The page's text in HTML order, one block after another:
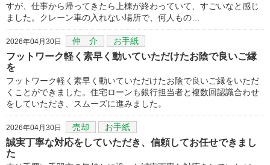
すが、仕事から帰ってきたら上棟が終わっていて、すごいなと感じ
ました。クレーン車の入れない場所で、何人もの…
2026年04月30日 仲 介 お手紙
フットワーク軽く素早く動いていただけたお陰で良いご縁
を
フットワーク軽く素早く動いていただけたお陰で良いご縁をいただ
くことができました。住宅ローンも銀行担当者と複数回認識合わせ
をしていただき、スムーズに進みました。
2026年04月30日 売却 お手紙
誠実丁寧な対応をしていただき、信頼してお任せできまし
た